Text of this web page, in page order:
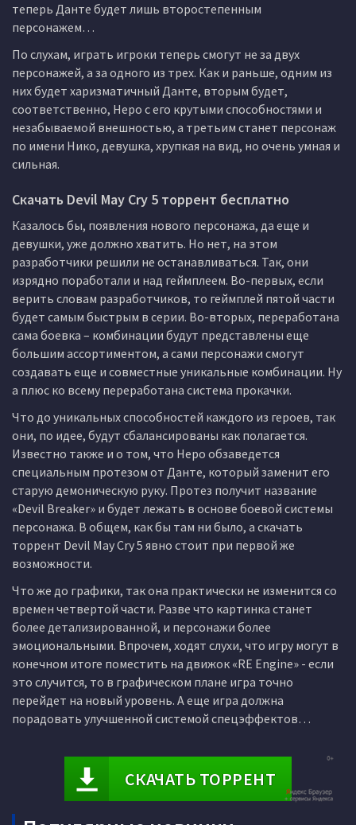
теперь Данте будет лишь второстепенным
персонажем…
По слухам, играть игроки теперь смогут не за двух
персонажей, а за одного из трех. Как и раньше, одним из
них будет харизматичный Данте, вторым будет,
соответственно, Неро с его крутыми способностями и
незабываемой внешностью, а третьим станет персонаж
по имени Нико, девушка, хрупкая на вид, но очень умная и
сильная.
Скачать Devil May Cry 5 торрент бесплатно
Казалось бы, появления нового персонажа, да еще и
девушки, уже должно хватить. Но нет, на этом
разработчики решили не останавливаться. Так, они
изрядно поработали и над геймплеем. Во-первых, если
верить словам разработчиков, то геймплей пятой части
будет самым быстрым в серии. Во-вторых, переработана
сама боевка – комбинации будут представлены еще
большим ассортиментом, а сами персонажи смогут
создавать еще и совместные уникальные комбинации. Ну
а плюс ко всему переработана система прокачки.
Что до уникальных способностей каждого из героев, так
они, по идее, будут сбалансированы как полагается.
Известно также и о том, что Неро обзаведется
специальным протезом от Данте, который заменит его
старую демоническую руку. Протез получит название
«Devil Breaker» и будет лежать в основе боевой системы
персонажа. В общем, как бы там ни было, а скачать
торрент Devil May Cry 5 явно стоит при первой же
возможности.
Что же до графики, так она практически не изменится со
времен четвертой части. Разве что картинка станет
более детализированной, и персонажи более
эмоциональными. Впрочем, ходят слухи, что игру могут в
конечном итоге поместить на движок «RE Engine» - если
это случится, то в графическом плане игра точно
перейдет на новый уровень. А еще игра должна
порадовать улучшенной системой спецэффектов…
СКАЧАТЬ ТОРРЕНТ